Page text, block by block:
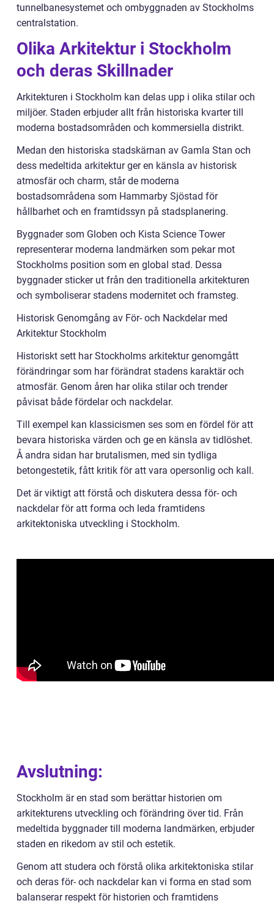
tunnelbanesystemet och ombyggnaden av Stockholms
centralstation.
Olika Arkitektur i Stockholm
och deras Skillnader
Arkitekturen i Stockholm kan delas upp i olika stilar och
miljöer. Staden erbjuder allt från historiska kvarter till
moderna bostadsområden och kommersiella distrikt.
Medan den historiska stadskärnan av Gamla Stan och
dess medeltida arkitektur ger en känsla av historisk
atmosfär och charm, står de moderna
bostadsområdena som Hammarby Sjöstad för
hållbarhet och en framtidssyn på stadsplanering.
Byggnader som Globen och Kista Science Tower
representerar moderna landmärken som pekar mot
Stockholms position som en global stad. Dessa
byggnader sticker ut från den traditionella arkitekturen
och symboliserar stadens modernitet och framsteg.
Historisk Genomgång av För- och Nackdelar med
Arkitektur Stockholm
Historiskt sett har Stockholms arkitektur genomgått
förändringar som har förändrat stadens karaktär och
atmosfär. Genom åren har olika stilar och trender
påvisat både fördelar och nackdelar.
Till exempel kan klassicismen ses som en fördel för att
bevara historiska värden och ge en känsla av tidlöshet.
Å andra sidan har brutalismen, med sin tydliga
betongestetik, fått kritik för att vara opersonlig och kall.
Det är viktigt att förstå och diskutera dessa för- och
nackdelar för att forma och leda framtidens
arkitektoniska utveckling i Stockholm.
Avslutning:
Stockholm är en stad som berättar historien om
arkitekturens utveckling och förändring över tid. Från
medeltida byggnader till moderna landmärken, erbjuder
staden en rikedom av stil och estetik.
Genom att studera och förstå olika arkitektoniska stilar
och deras för- och nackdelar kan vi forma en stad som
balanserar respekt för historien och framtidens